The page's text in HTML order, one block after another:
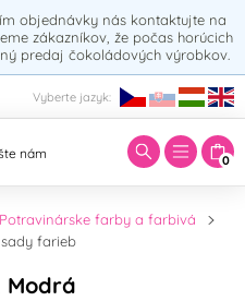
objednávky nás kontaktujte na
zákazníkov, že počas horúcich
predaj čokoládových výrobkov.
Vyberte jazyk:
nám 0
Potravinárske farby a farbivá
farieb